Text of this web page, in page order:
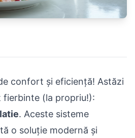
confort și eficiență! Astăzi
fierbinte (la propriu!):
. Aceste sisteme
o soluție modernă și